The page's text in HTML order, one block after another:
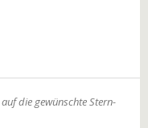
die gewünschte Stern-